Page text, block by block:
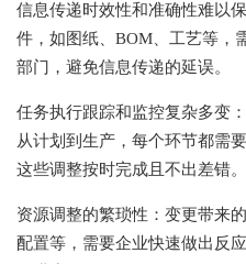
信息传递时效性和准确性难以
件，如图纸、BOM、工艺等，
部门，避免信息传递的延误。
任务执行跟踪和监控复杂多变
从计划到生产，每个环节都需
这些调整按时完成且不出差错。
资源调整的繁琐性：变更带来
配置等，需要企业快速做出反